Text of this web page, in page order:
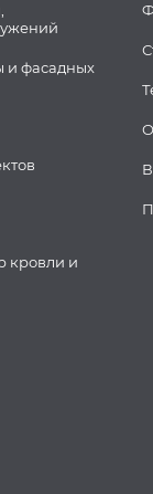
и фасадных
кровли и